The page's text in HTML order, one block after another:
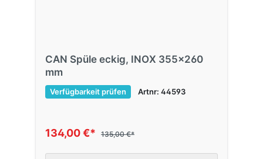
CAN Spüle eckig, INOX 355x260
mm
Verfügbarkeit prüfen Artnr: 44593
134,00 €* 135,00 €*